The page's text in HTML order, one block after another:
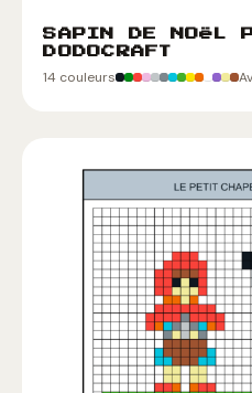
SAPIN DE NOëL
DODOCRAFT
14 couleurs